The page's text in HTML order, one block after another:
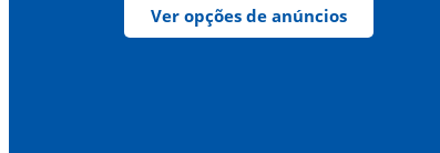
Ver opções de anúncios